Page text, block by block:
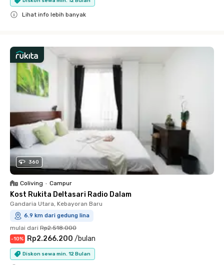
Lihat info lebih banyak
360
Coliving • Campur
Kost Rukita Deltasari Radio Dalam
Gandaria Utara, Kebayoran Baru
6.9 km dari gedung lina
mulai dari Rp2.518.000
-10% Rp2.266.200 /bulan
Diskon sewa min. 12 Bulan